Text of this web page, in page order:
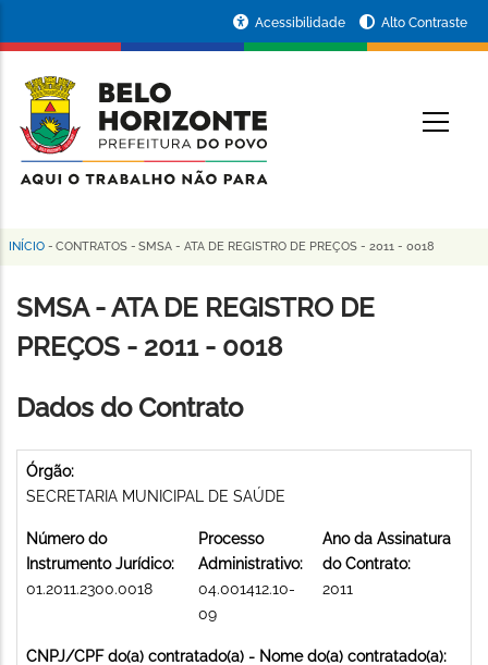
conteúdo
principal
da
Prefeitura
de
Horizonte
Acessibilidade Alto Contraste
Trilha
de
navegação
INÍCIO - CONTRATOS - SMSA - ATA DE REGISTRO DE PREÇOS - 2011 - 0018
SMSA - ATA DE REGISTRO DE
PREÇOS - 2011 - 0018
Dados do Contrato
Órgão:
SECRETARIA MUNICIPAL DE SAÚDE
Número do
Instrumento Jurídico:
01.2011.2300.0018
Processo
Administrativo:
04.001412.10-
09
Ano da Assinatura
do Contrato:
2011
CNPJ/CPF do(a) contratado(a) - Nome do(a) contratado(a):